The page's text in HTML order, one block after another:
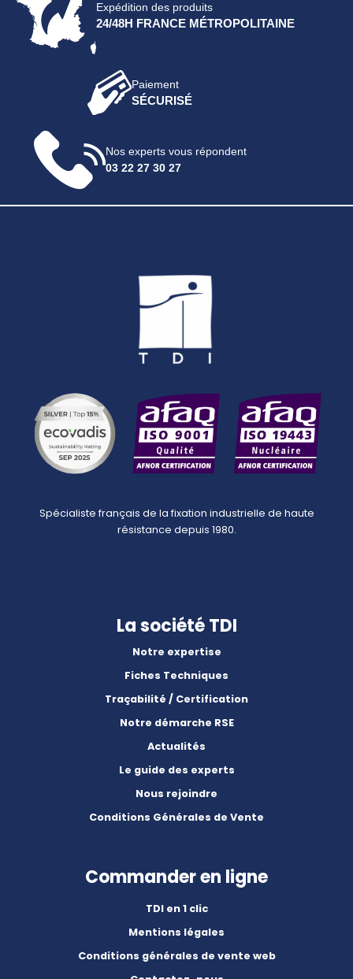
Expédition des produits
24/48H FRANCE MÉTROPOLITAINE
Paiement
SÉCURISÉ
Nos experts vous répondent
03 22 27 30 27
Spécialiste français de la fixation industrielle de haute
résistance depuis 1980.
La société TDI
Notre expertise
Fiches Techniques
Traçabilité / Certification
Notre démarche RSE
Actualités
Le guide des experts
Nous rejoindre
Conditions Générales de Vente
Commander en ligne
TDI en 1 clic
Mentions légales
Conditions générales de vente web